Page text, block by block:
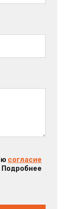
согласие
Подробнее